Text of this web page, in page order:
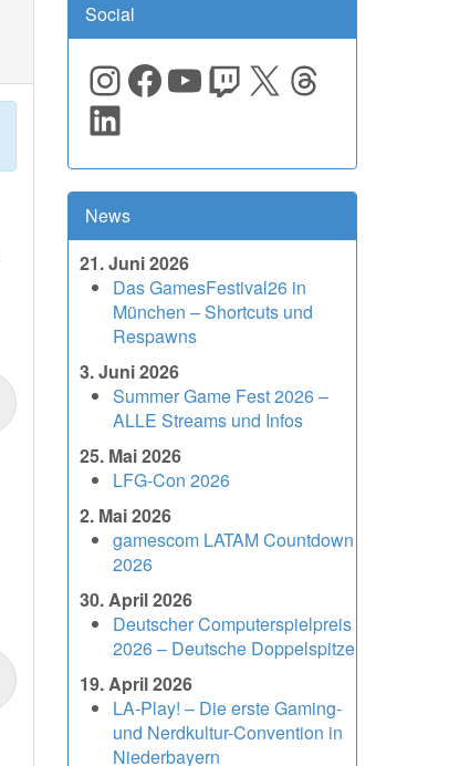
Social
Instagram
Facebook
YouTube
Twitch
X Threads
LinkedIn
News
21. Juni 2026
Das GamesFestival26 in
München – Shortcuts und
Respawns
3. Juni 2026
Summer Game Fest 2026 –
ALLE Streams und Infos
25. Mai 2026
LFG-Con 2026
2. Mai 2026
gamescom LATAM Countdown
2026
30. April 2026
Deutscher Computerspielpreis
2026 – Deutsche Doppelspitze
19. April 2026
LA-Play! – Die erste Gaming-
und Nerdkultur-Convention in
Niederbayern